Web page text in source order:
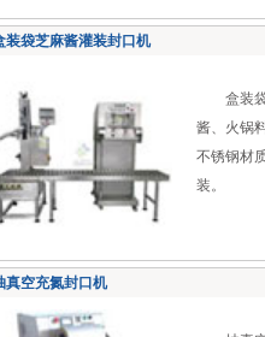
装袋芝麻酱灌装封口机
盒装袋
酱、火锅
不锈钢材
装。
真空充氮封口机